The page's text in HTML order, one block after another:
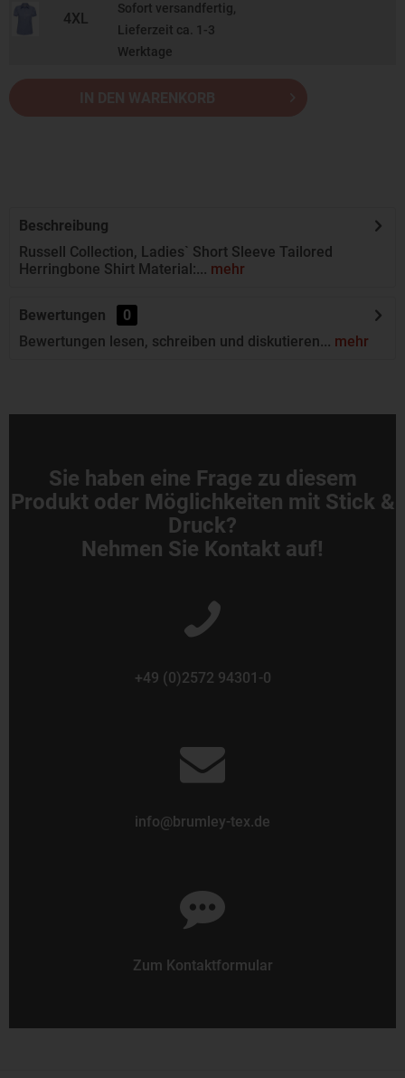
4XL
Sofort versandfertig,
Lieferzeit ca. 1-3
Werktage
Beschreibung
Russell Collection, Ladies` Short Sleeve Tailored
Herringbone Shirt Material:... mehr
Bewertungen
0
Bewertungen lesen, schreiben und diskutieren... mehr
Sie haben eine Frage zu diesem
Produkt oder Möglichkeiten mit Stick &
Druck?
Nehmen Sie Kontakt auf!
+49 (0)2572 94301-0
info@brumley-tex.de
Zum Kontaktformular